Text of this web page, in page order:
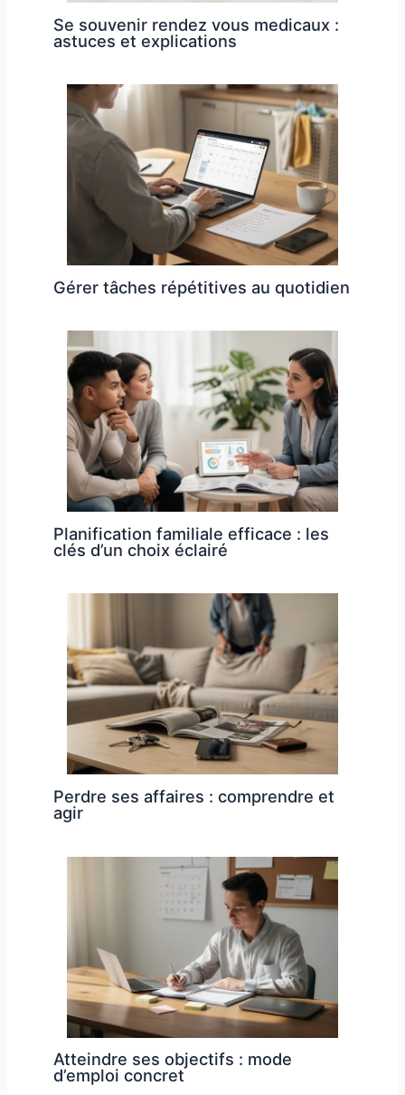
Se souvenir rendez vous medicaux :
astuces et explications
Gérer tâches répétitives au quotidien
Planification familiale efficace : les
clés d’un choix éclairé
Perdre ses affaires : comprendre et
agir
Atteindre ses objectifs : mode
d’emploi concret